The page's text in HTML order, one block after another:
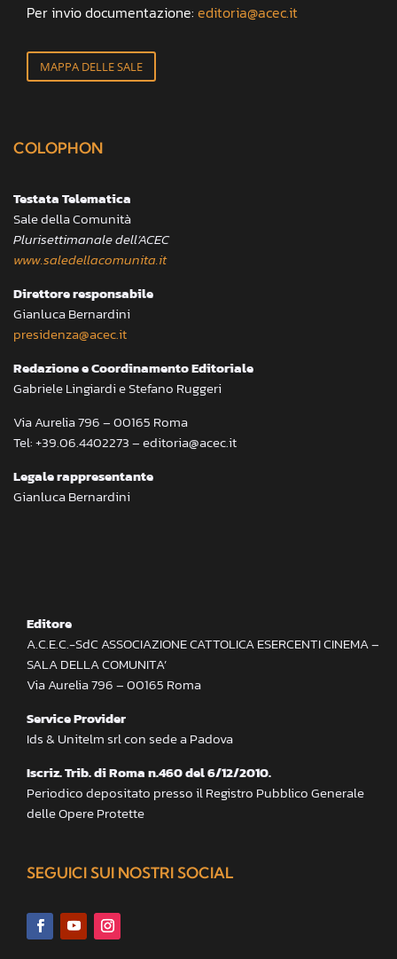
Per invio documentazione: editoria@acec.it
MAPPA DELLE SALE
COLOPHON
Testata Telematica
Sale della Comunità
Plurisettimanale dell’ACEC
www.saledellacomunita.it
Direttore responsabile
Gianluca Bernardini
presidenza@acec.it
Redazione e Coordinamento Editoriale
Gabriele Lingiardi e Stefano Ruggeri
Via Aurelia 796 – 00165 Roma
Tel: +39.06.4402273 – editoria@acec.it
Legale rappresentante
Gianluca Bernardini
Editore
A.C.E.C.-SdC ASSOCIAZIONE CATTOLICA ESERCENTI CINEMA –
SALA DELLA COMUNITA’
Via Aurelia 796 – 00165 Roma
Service Provider
Ids & Unitelm srl con sede a Padova
Iscriz. Trib. di Roma n.460 del 6/12/2010.
Periodico depositato presso il Registro Pubblico Generale
delle Opere Protette
SEGUICI SUI NOSTRI SOCIAL